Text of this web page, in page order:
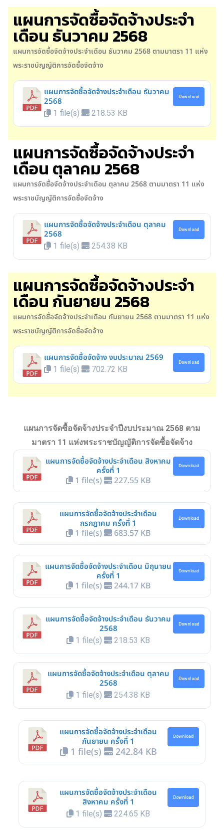
แผนการจัดซื้อจัดจ้างประจำ
เดือน ธันวาคม 2568
แผนการจัดซื้อจัดจ้างประจำเดือน ธันวาคม 2568ตามมาตรา 11 แห่ง
พระราชบัญญัติการจัดซื้อจัดจ้าง
แผนการจัดซื้อจัดจ้างประจำเดือน ธันวาคม
2568
1 file(s) 218.53 KB
Download
แผนการจัดซื้อจัดจ้างประจำ
เดือน ตุลาคม 2568
แผนการจัดซื้อจัดจ้างประจำเดือน ตุลาคม 2568ตามมาตรา 11 แห่ง
พระราชบัญญัติการจัดซื้อจัดจ้าง
แผนการจัดซื้อจัดจ้างประจำเดือน ตุลาคม
2568
1 file(s) 254.38 KB
Download
แผนการจัดซื้อจัดจ้างประจำ
เดือน กันยายน 2568
แผนการจัดซื้อจัดจ้างประจำเดือน กันยายน 2568ตามมาตรา 11 แห่ง
พระราชบัญญัติการจัดซื้อจัดจ้าง
แผนการจัดซื้อจัดจ้าง งบประมาณ 2569
1 file(s) 702.72 KB
Download
แผนการจัดซื้อจัดจ้างประจำปีงบประมาณ 2568 ตาม
มาตรา 11 แห่งพระราชบัญญัติการจัดซื้อจัดจ้าง
แผนการจัดซื้อจัดจ้างประจำเดือน สิงหาคม
ครั้งที่ 1
1 file(s) 227.55 KB
Download
แผนการจัดซื้อจัดจ้างประจำเดือน
กรกฎาคม ครั้งที่ 1
1 file(s) 683.57 KB
Download
แผนการจัดซื้อจัดจ้างประจำเดือน มิถุนายน
ครั้งที่ 1
1 file(s) 244.17 KB
Download
แผนการจัดซื้อจัดจ้างประจำเดือน ธันวาคม
2568
1 file(s) 218.53 KB
Download
แผนการจัดซื้อจัดจ้างประจำเดือน ตุลาคม
2568
1 file(s) 254.38 KB
Download
แผนการจัดซื้อจัดจ้างประจำเดือน
กันยายน ครั้งที่ 1
1 file(s) 242.84 KB
Download
แผนการจัดซื้อจัดจ้างประจำเดือน
สิงหาคม ครั้งที่ 1
1 file(s) 224.65 KB
Download